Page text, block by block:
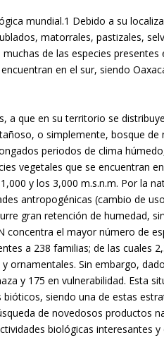
mundial.1 Debido a su
matorrales, pastizales,
de las especies
en el sur, siendo
a que en su territorio se
o simplemente, bosque de
periodos de clima
vegetales que se encuentran
y los 3,000 m.s.n.m. Por la
antropogénicas (cambio de
gran retención de humedad,
el mayor número de
a 238 familias; de las cuales
Sin embargo,
y 175 en vulnerabilidad. Esta
siendo una de estas
de novedosos productos
biológicas interesantes y